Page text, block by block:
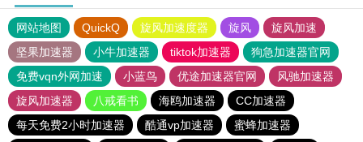
网站地图 QuickQ 旋风加速度器 旋风
旋风加速
坚果加速器
小牛加速器 tiktok加速器
狗急加速器官网
免费vqn外网加速
小蓝鸟 优途加速器官网
风驰加速器
旋风加速器
八戒看书 海鸥加速器
CC加速器
每天免费2小时加速器
酷通vp加速器
蜜蜂加速器